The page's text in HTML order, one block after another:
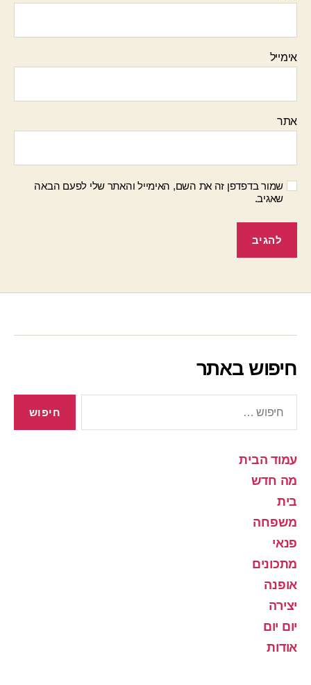
אימייל
אתר
שמור בדפדפן זה את השם, האימייל והאתר שלי לפעם הבאה
שאגיב.
חיפוש באתר
עמוד הבית
מה חדש
בית
משפחה
פנאי
מתכונים
אופנה
יצירה
יום יום
אודות